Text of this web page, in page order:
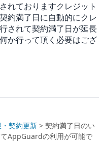
れておりますクレジット
約満了日に自動的にクレ
されて契約満了日が延長
か行って頂く必要はござ
契約更新 > 契約満了日のい
AppGuardの利用が可能で